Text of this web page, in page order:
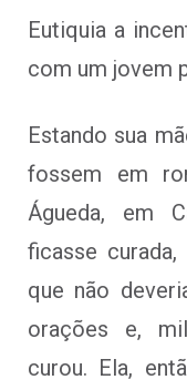
Eutiquia a
com um jovem
Estando sua
fossem em
Águeda, em
ficasse
que não
orações e,
curou. Ela,